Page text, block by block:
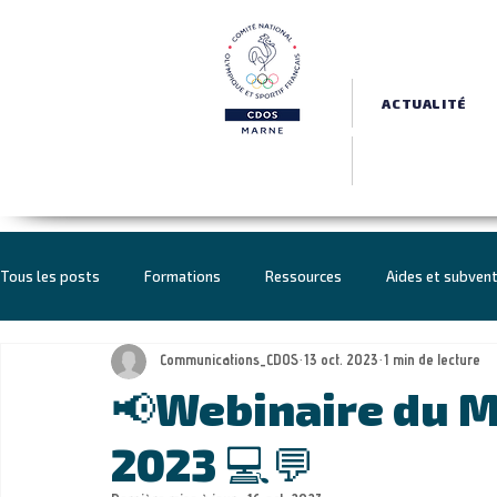
ACTUALITÉ
Tous les posts Formations Ressources Aides et
Haut Niveau Politique sportive Sport-Santé Bien-être
📢Webinaire du
2023 💻💬
Communications_CDOS 13 oct. 2023 1 min de lecture